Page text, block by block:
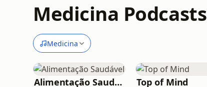
Medicina Podcasts
Medicina
Alimentação Saudável Top of Mind